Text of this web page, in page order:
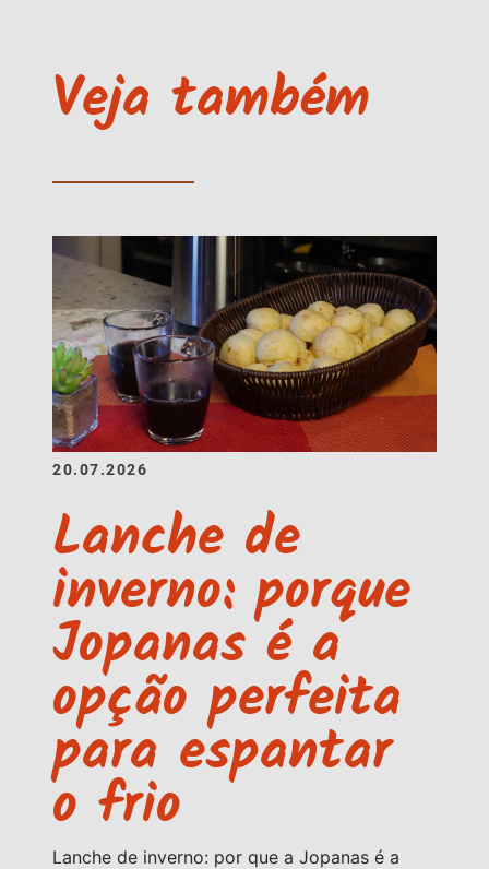
Veja também
20.07.2026
Lanche de
inverno: porque
Jopanas é a
opção perfeita
para espantar
o frio
Lanche de inverno: por que a Jopanas é a